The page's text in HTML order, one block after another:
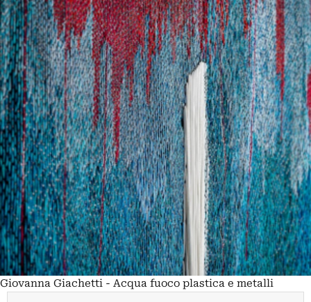
Giovanna Giachetti - Acqua fuoco plastica e metalli